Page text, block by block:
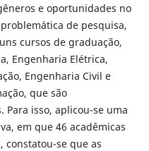
e oportunidades no
de pesquisa,
cursos de graduação,
Engenharia Elétrica,
Engenharia Civil e
que são
isso, aplicou-se uma
em que 46 acadêmicas
constatou-se que as